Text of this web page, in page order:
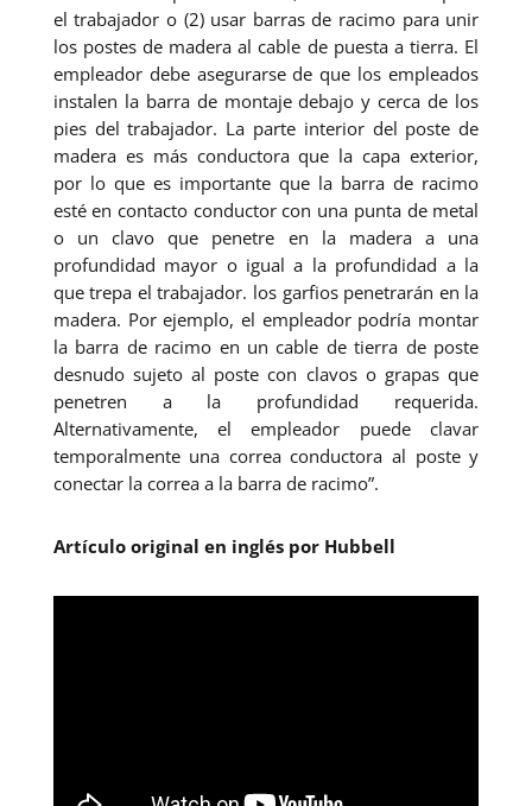
el trabajador o (2) usar barras de racimo para unir
los postes de madera al cable de puesta a tierra. El
empleador debe asegurarse de que los empleados
instalen la barra de montaje debajo y cerca de los
pies del trabajador. La parte interior del poste de
madera es más conductora que la capa exterior,
por lo que es importante que la barra de racimo
esté en contacto conductor con una punta de metal
o un clavo que penetre en la madera a una
profundidad mayor o igual a la profundidad a la
que trepa el trabajador. los garfios penetrarán en la
madera. Por ejemplo, el empleador podría montar
la barra de racimo en un cable de tierra de poste
desnudo sujeto al poste con clavos o grapas que
penetren a la profundidad requerida.
Alternativamente, el empleador puede clavar
temporalmente una correa conductora al poste y
conectar la correa a la barra de racimo”.
Artículo original en inglés por Hubbell